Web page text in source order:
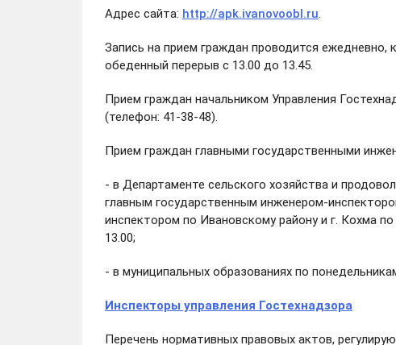
Адрес сайта: http://apk.ivanovoobl.ru.
Запись на прием граждан проводится ежедневно,
обеденный перерыв с 13.00 до 13.45.
Прием граждан начальником Управления
(телефон: 41-38-48).
Прием граждан главными государственными
- в Департаменте сельского хозяйства и
главным государственным инженером-
инспектором по Ивановскому району и г. Кохма
13.00;
- в муниципальных образованиях по
Инспекторы управления Гостехнадзора
Перечень нормативных правовых актов,